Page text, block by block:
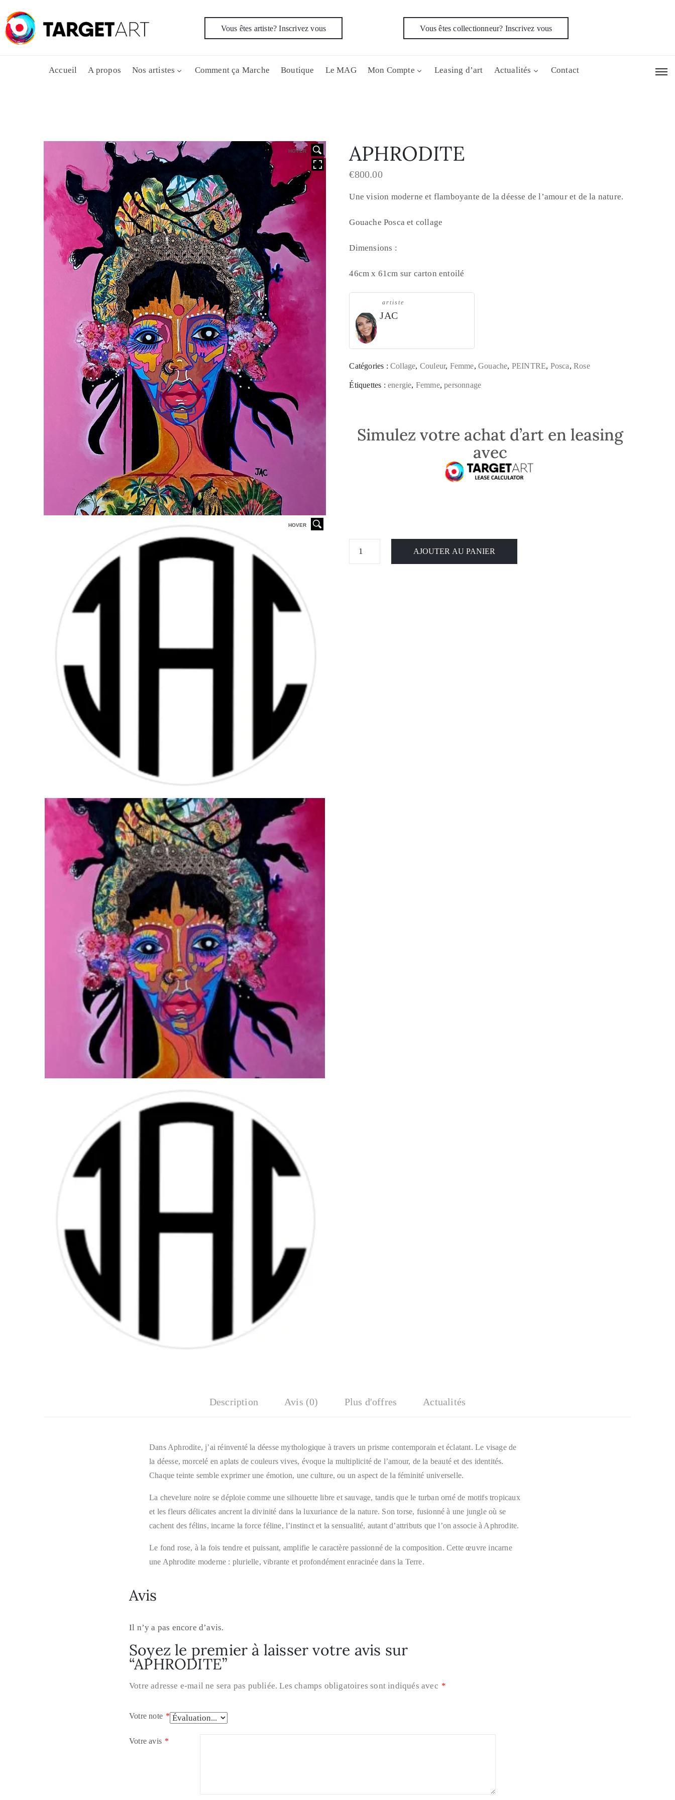
Vous êtes artiste? Inscrivez vous Vous êtes collectionneur? Inscrivez vous
Accueil A propos Nos artistes Comment ça Marche Boutique Le MAG Mon Compte Leasing d’art Actualités Contact
HOVER
HOVER
APHRODITE
€800.00
Une vision moderne et flamboyante de la déesse de l’amour et de la nature.
Gouache Posca et collage
Dimensions :
46cm x 61cm sur carton entoilé
artiste
JAC
Catégories :Collage, Couleur, Femme,Gouache, PEINTRE, Posca,Rose
Étiquettes :energie, Femme,personnage
Simulez votre achat d’art en leasing
avec
AJOUTER AU PANIER
Description Avis (0) Plus d'offres Actualités
Dans Aphrodite, j’ai réinventé la déesse mythologique à travers un prisme contemporain et éclatant. Le visage de
la déesse, morcelé en aplats de couleurs vives, évoque la multiplicité de l’amour, de la beauté et des identités.
Chaque teinte semble exprimer une émotion, une culture, ou un aspect de la féminité universelle.
La chevelure noire se déploie comme une silhouette libre et sauvage, tandis que le turban orné de motifs tropicaux
et les fleurs délicates ancrent la divinité dans la luxuriance de la nature. Son torse, fusionné à une jungle où se
cachent des félins, incarne la force féline, l’instinct et la sensualité, autant d’attributs que l’on associe à Aphrodite.
Le fond rose, à la fois tendre et puissant, amplifie le caractère passionné de la composition. Cette œuvre incarne
une Aphrodite moderne : plurielle, vibrante et profondément enracinée dans la Terre.
Avis
Il n’y a pas encore d’avis.
Soyez le premier à laisser votre avis sur
“APHRODITE”
Votre adresse e-mail ne sera pas publiée. Les champs obligatoires sont indiqués avec *
Votre note *
Votre avis *